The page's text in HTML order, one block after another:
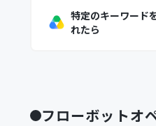
特定のキーワード
れたら
フローボットオ